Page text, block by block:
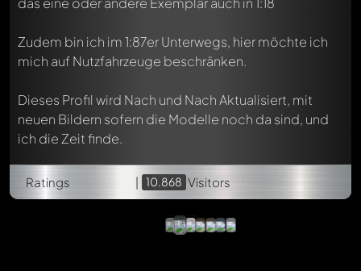
Zudem bin ich im 1:87er Unterwegs, hier möchte ich
mich auf Nutzfahrzeuge beschränken.
Dieses Profil wird Nach und Nach Aktualisiert, mit
neuen Bildern sofern die Modelle noch da sind, und
ich die Zeit finde.
Ratings | 10.868 Visitors
Benz
S
Klasse
Mercedes-
Benz
1:18